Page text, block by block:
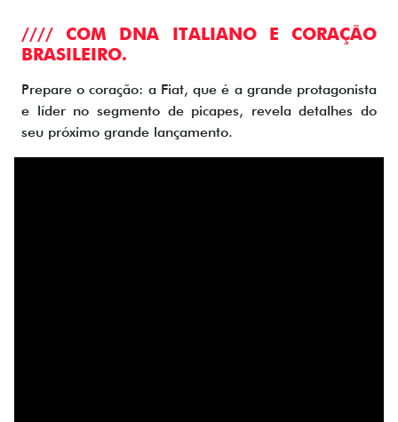
//// COM DNA ITALIANO E CORAÇÃO
BRASILEIRO.
Prepare o coração: a Fiat, que é a grande protagonista
e líder no segmento de picapes, revela detalhes do
seu próximo grande lançamento.